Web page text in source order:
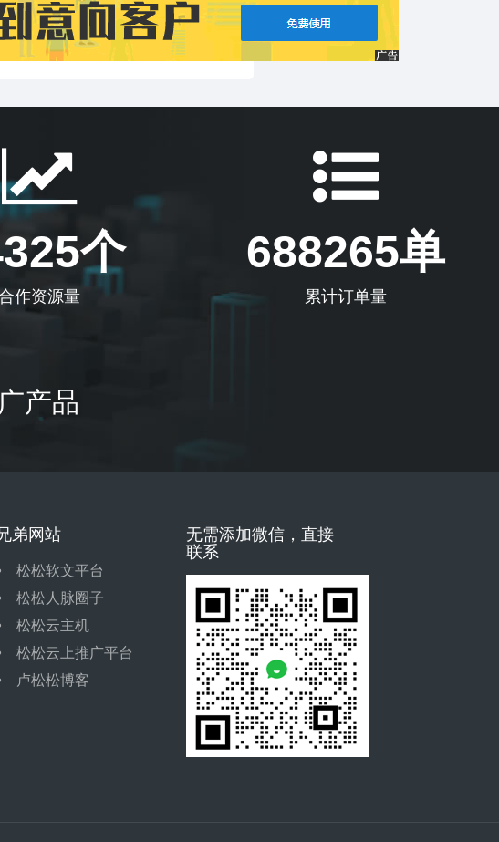
个
作资源量
688265单
累计订单量
产品
弟网站
松松软文平台
松松人脉圈子
松松云主机
松松云上推广平台
卢松松博客
无需添加微信，直接
联系